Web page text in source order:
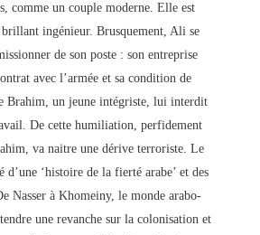
comme un couple moderne. Elle est
ingénieur. Brusquement, Ali se
de son poste : son entreprise
avec l’armée et sa condition de
Brahim, un jeune intégriste, lui interdit
De cette humiliation, perfidement
va naitre une dérive terroriste. Le
d’une ‘histoire de la fierté arabe’ et des
Nasser à Khomeiny, le monde arabo-
une revanche sur la colonisation et